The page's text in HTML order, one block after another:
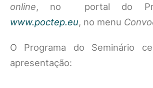
online, no portal do
www.poctep.eu, no menu
O Programa do Seminário
apresentação: